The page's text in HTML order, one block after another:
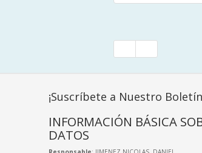
¡Suscríbete a Nuestro
INFORMACIÓN BÁSICA
DATOS